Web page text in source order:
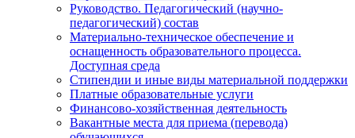
Руководство. Педагогический (научно-
педагогический) состав
Материально-техническое обеспечение и
оснащенность образовательного процесса.
Доступная среда
Стипендии и иные виды материальной поддержки
Платные образовательные услуги
Финансово-хозяйственная деятельность
Вакантные места для приема (перевода)